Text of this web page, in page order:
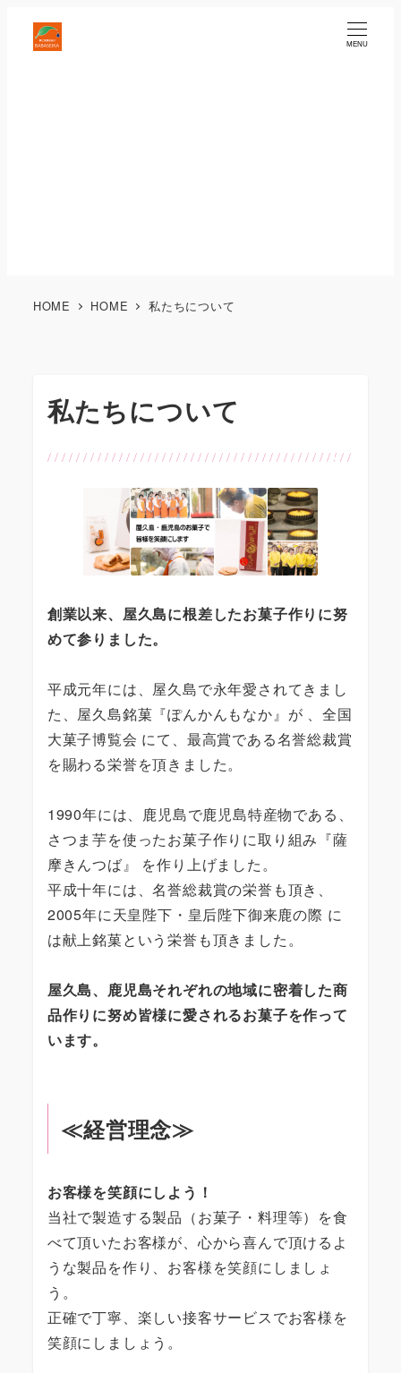
MENU
HOME HOME 私たちについて
私たちについて
創業以来、屋久島に根差したお菓子作りに努
めて参りました。
平成元年には、屋久島で永年愛されてきまし
た、屋久島銘菓『ぽんかんもなか』が 、全国
大菓子博覧会 にて、最高賞である名誉総裁賞
を賜わる栄誉を頂きました。
1990年には、鹿児島で鹿児島特産物である、
さつま芋を使ったお菓子作りに取り組み『薩
摩きんつば』 を作り上げました。
平成十年には、名誉総裁賞の栄誉も頂き、
2005年に天皇陛下・皇后陛下御来鹿の際 に
は献上銘菓という栄誉も頂きました。
屋久島、鹿児島それぞれの地域に密着した商
品作りに努め皆様に愛されるお菓子を作って
います。
≪経営理念≫
お客様を笑顔にしよう！
当社で製造する製品（お菓子・料理等）を食
べて頂いたお客様が、心から喜んで頂けるよ
うな製品を作り、お客様を笑顔にしましょ
う。
正確で丁寧、楽しい接客サービスでお客様を
笑顔にしましょう。